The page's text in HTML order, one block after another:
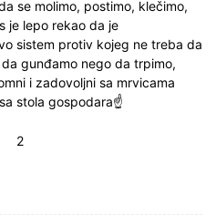
se molimo, postimo, klečimo,
je lepo rekao da je
sistem protiv kojeg ne treba da
gunđamo nego da trpimo,
i zadovoljni sa mrvicama
stola gospodara☝
2